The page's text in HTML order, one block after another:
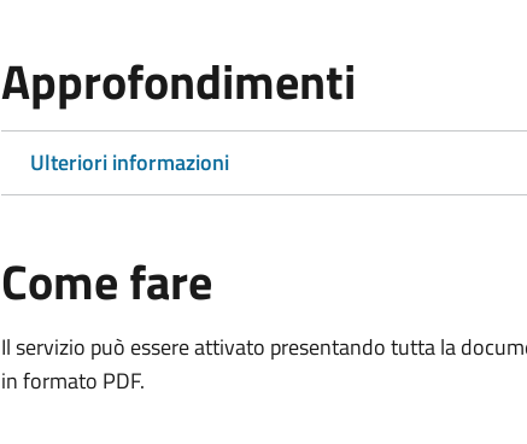
Approfondimenti
Ulteriori informazioni
Come fare
Il servizio può essere attivato presentando tutta la
in formato PDF.